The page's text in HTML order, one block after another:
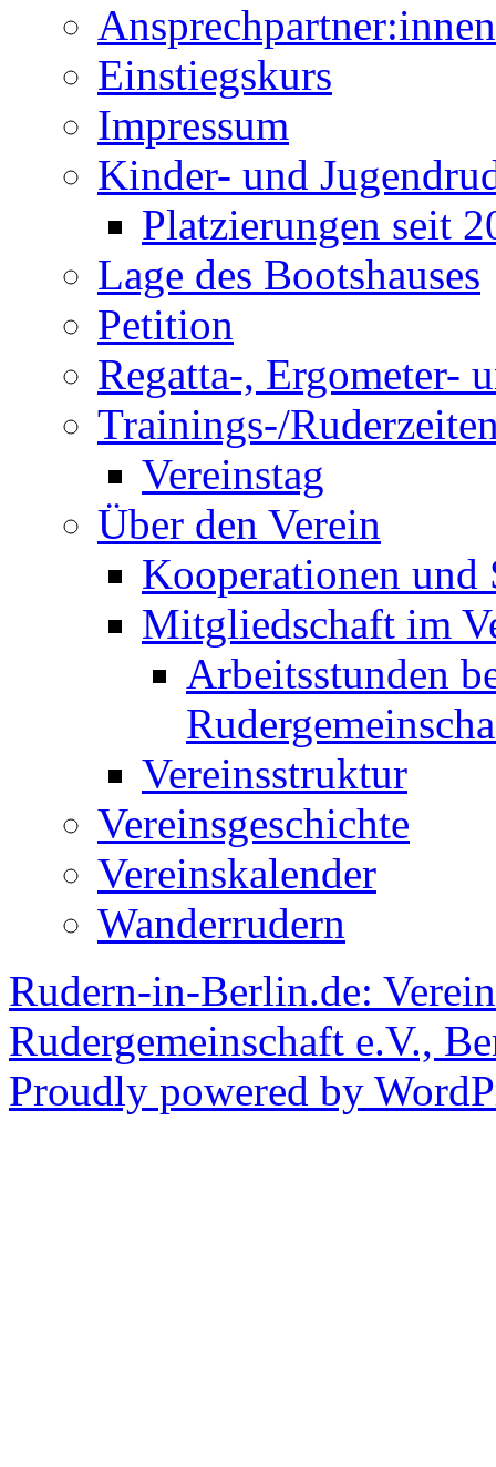
Ansprechpartner:innen
Einstiegskurs
Impressum
Kinder- und
Platzierungen seit
Lage des Bootshauses
Petition
Regatta-, Ergometer-
Trainings-/
Vereinstag
Über den Verein
Kooperationen und
Mitgliedschaft im
Arbeitsstunden
Vereinsstruktur
Vereinsgeschichte
Vereinskalender
Wanderrudern
Rudern-in-Berlin.de:
Rudergemeinschaft e.V.,
Proudly powered by